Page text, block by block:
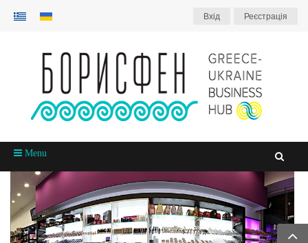
Вхiд Реєстрація
Menu